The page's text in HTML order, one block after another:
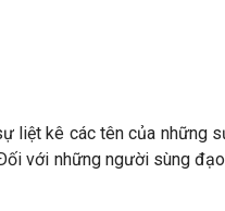
liệt kê các tên của những
với những người sùng